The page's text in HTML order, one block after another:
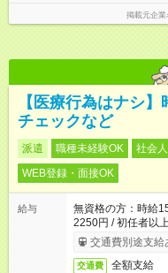
掲載元企業
【医療行為はナシ
チェックなど
派遣 職種未経験OK 社会
WEB登録・面接OK
給与
無資格の方：時給
2250円 / 初任者以
交通費別途支給
交通費 全額支給